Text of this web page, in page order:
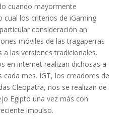
cuando mayormente
cual los criterios de iGaming
consideración an
móviles de las tragaperras
a las versiones tradicionales.
en internet realizan dichosas a
cada mes. IGT, los creadores de
Cleopatra, nos se realizan de
Egipto una vez más con
impulso.